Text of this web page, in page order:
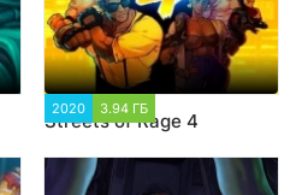
2020 3.94 ГБ
Streets of Rage 4